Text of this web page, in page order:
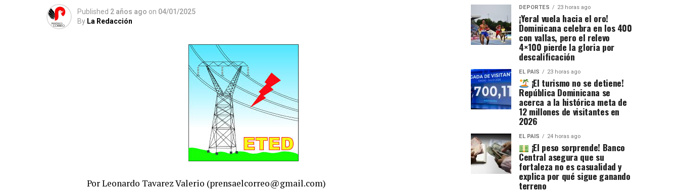
Published 2 años ago on 04/01/2025
By La Redacción
Por Leonardo Tavarez Valerio (prensaelcorreo@gmail.com)
DEPORTES 23 horas ago
¡Yeral vuela hacia el oro!
Dominicana celebra en los 400
con vallas, pero el relevo
4×100 pierde la gloria por
descalificación
EL PAIS 23 horas ago
¡El turismo no se detiene!
República Dominicana se
acerca a la histórica meta de
12 millones de visitantes en
2026
EL PAIS 24 horas ago
¡El peso sorprende! Banco
Central asegura que su
fortaleza no es casualidad y
explica por qué sigue ganando
terreno